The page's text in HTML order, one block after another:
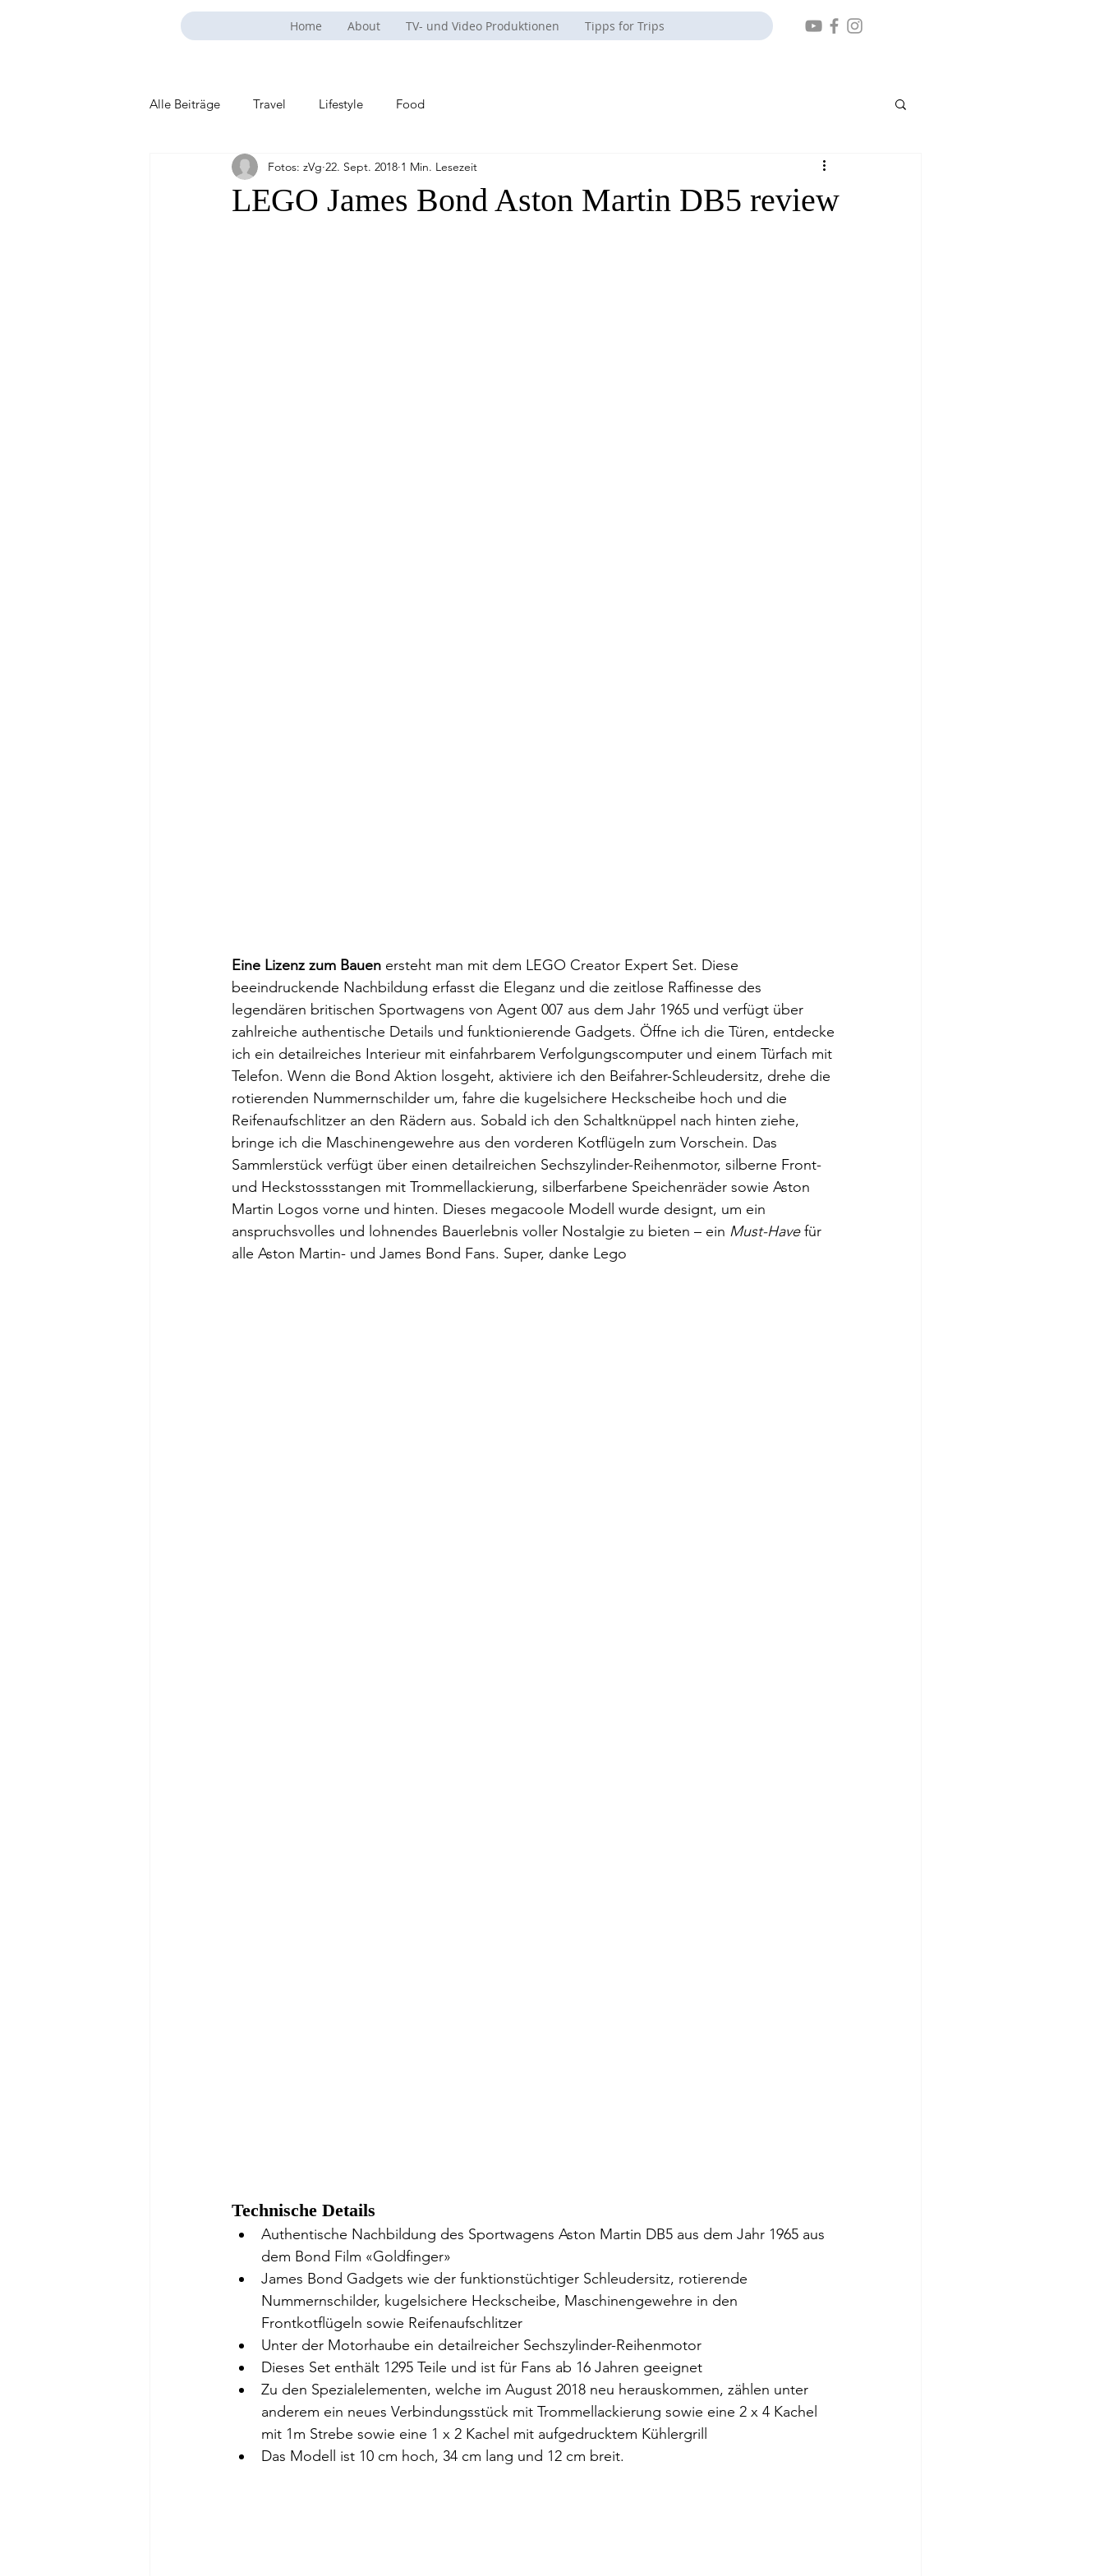
Home About TV- und Video Produktionen Tipps for Trips
Alle Beiträge Travel Lifestyle Food
LEGO James Bond Aston Martin DB5 review
Fotos: zVg 22. Sept. 2018 1 Min. Lesezeit
Eine Lizenz zum Bauen ersteht man mit dem LEGO Creator Expert Set. Diese
beeindruckende Nachbildung erfasst die Eleganz und die zeitlose Raffinesse des
legendären britischen Sportwagens von Agent 007 aus dem Jahr 1965 und verfügt über
zahlreiche authentische Details und funktionierende Gadgets. Öffne ich die Türen, entdecke
ich ein detailreiches Interieur mit einfahrbarem Verfolgungscomputer und einem Türfach mit
Telefon. Wenn die Bond Aktion losgeht, aktiviere ich den Beifahrer-Schleudersitz, drehe die
rotierenden Nummernschilder um, fahre die kugelsichere Heckscheibe hoch und die
Reifenaufschlitzer an den Rädern aus. Sobald ich den Schaltknüppel nach hinten ziehe,
bringe ich die Maschinengewehre aus den vorderen Kotflügeln zum Vorschein. Das
Sammlerstück verfügt über einen detailreichen Sechszylinder-Reihenmotor, silberne Front-
und Heckstossstangen mit Trommellackierung, silberfarbene Speichenräder sowie Aston
Martin Logos vorne und hinten. Dieses megacoole Modell wurde designt, um ein
anspruchsvolles und lohnendes Bauerlebnis voller Nostalgie zu bieten – ein Must-Have für
alle Aston Martin- und James Bond Fans. Super, danke Lego
Technische Details
Authentische Nachbildung des Sportwagens Aston Martin DB5 aus dem Jahr 1965 aus
dem Bond Film «Goldfinger»
James Bond Gadgets wie der funktionstüchtiger Schleudersitz, rotierende
Nummernschilder, kugelsichere Heckscheibe, Maschinengewehre in den
Frontkotflügeln sowie Reifenaufschlitzer
Unter der Motorhaube ein detailreicher Sechszylinder-Reihenmotor
Dieses Set enthält 1295 Teile und ist für Fans ab 16 Jahren geeignet
Zu den Spezialelementen, welche im August 2018 neu herauskommen, zählen unter
anderem ein neues Verbindungsstück mit Trommellackierung sowie eine 2 x 4 Kachel
mit 1m Strebe sowie eine 1 x 2 Kachel mit aufgedrucktem Kühlergrill
Das Modell ist 10 cm hoch, 34 cm lang und 12 cm breit.